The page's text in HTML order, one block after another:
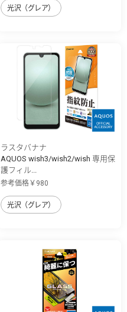
光沢（グレア）
ラスタバナナ
AQUOS wish3/wish2/wish 専用保
護フィル...
参考価格￥980
光沢（グレア）